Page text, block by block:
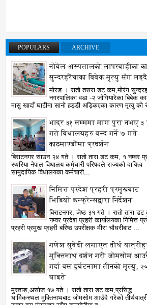
POPULARS ARCHIVE
नोबेल अस्पतालको लापरबाहीका
सुन्दरहरैंचाका बिबेक मृत्यु सँग लड्दै
मोरङ । रातो तसरा डट कम,मोरंग
नगरपालिका वडा -२ जोगियारेका बिबेक
मासु खादाँ घाटीमा सानो हड्डी अड्किएका कारण मृत्यु को
भाद्र ३१ सम्ममा माग पुरा नभए ३
गते बिधालयहरु बन्द गर्ने ७ गते
काठमाण्डौंमा प्रदर्शन
बिराटनगर साउन २४ गते । रातो तारा डट कम, १ नम्वर
स्थरिया नेपाल विधालय कर्मचारी परिषदले राज्यको दायित्व
सामुदायिक विधालयका कर्मचारी...
निमित्त प्रदेश प्रहरी प्रमुखबाट
भिडियो कन्फ्रेन्सद्वारा निर्देशन
बिराटनगर, जेष्ठ ३१ गते । रातो तारा
नम्वर प्रदेश प्रहरी कार्यालयका निमित्त
प्रहरी प्रमुख प्रहरी बरिष्ठ उपरीक्षक मीरा चौधरीबाट ...
गणेश सुवेदी लगाएत तीर्थ
मुक्तिनाथ दर्शन गरी जोमसोम
गर्दा बस दुर्घटनामा तीनको मृत्यु, २०
घाइते
मुस्ताङ,असोज १७ गते । रातो तारा डट कम,प्रसिद्ध
धार्मिकस्थल मुक्तिनाथबाट जोमसोम आउँदै गरेको